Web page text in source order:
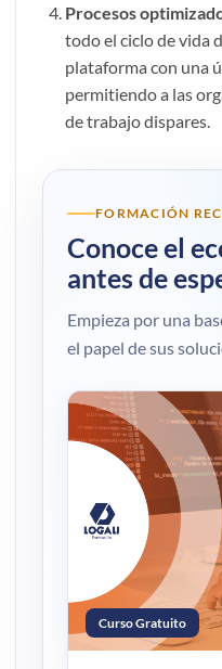
Procesos
todo el ciclo de vida
plataforma con una
permitiendo a las
de trabajo dispares.
FORMACIÓN
Conoce el
antes de
Empieza por una
el papel de sus
Curso Gratuito